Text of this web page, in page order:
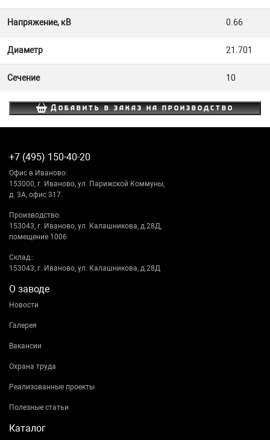
Напряжение, кВ 0.66
Диаметр 21.701
Сечение 10
Добавить в заказ на производство
+7 (495) 150-40-20
Офис в Иваново:
153000, г. Иваново, ул. Парижской Коммуны,
д. 3А, офис 317.
Производство:
153043, г. Иваново, ул. Калашникова, д.28Д,
помещение 1006
Склад::
153043, г. Иваново, ул. Калашникова, д.28Д
О заводе
Новости
Галерея
Вакансии
Охрана труда
Реализованные проекты
Полезные статьи
Каталог